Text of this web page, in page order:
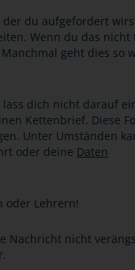
du aufgefordert
Wenn du das nicht
geht dies so
dich nicht darauf
Kettenbrief. Diese
Unter Umständen
oder deine Daten
oder Lehrern!
Nachricht nicht